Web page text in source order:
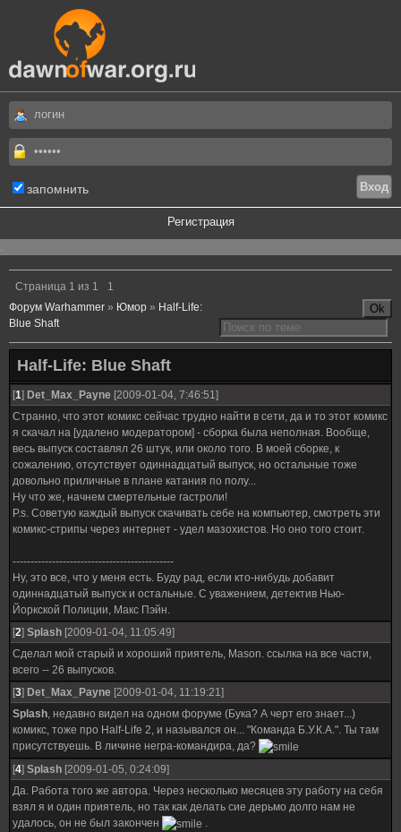
запомнить
Регистрация
.
Страница 1 из 1
1
Форум Warhammer » Юмор » Half-Life:
Blue Shaft
Half-Life: Blue Shaft
[1] Det_Max_Payne [2009-01-04, 7:46:51]
Странно, что этот комикс сейчас трудно найти в сети, да и то этот комикс
я скачал на [удалено модератором] - сборка была неполная. Вообще,
весь выпуск составлял 26 штук, или около того. В моей сборке, к
сожалению, отсутствует одиннадцатый выпуск, но остальные тоже
довольно приличные в плане катания по полу...
Ну что же, начнем смертельные гастроли!
P.s. Советую каждый выпуск скачивать себе на компьютер, смотреть эти
комикс-стрипы через интернет - удел мазохистов. Но оно того стоит.
---------------------------------------------
Ну, это все, что у меня есть. Буду рад, если кто-нибудь добавит
одиннадцатый выпуск и остальные. С уважением, детектив Нью-
Йоркской Полиции, Макс Пэйн.
[2] Splash [2009-01-04, 11:05:49]
Сделал мой старый и хороший приятель, Mason. ссылка на все части,
всего -- 26 выпусков.
[3] Det_Max_Payne [2009-01-04, 11:19:21]
Splash, недавно видел на одном форуме (Бука? А черт его знает...)
комикс, тоже про Half-Life 2, и назывался он... "Команда Б.У.К.А.". Ты там
присутствуешь. В личине негра-командира, да?
[4] Splash [2009-01-05, 0:24:09]
Да. Работа того же автора. Через несколько месяцев эту работу на себя
взял я и один приятель, но так как делать сие дерьмо долго нам не
удалось, он не был закончен
.